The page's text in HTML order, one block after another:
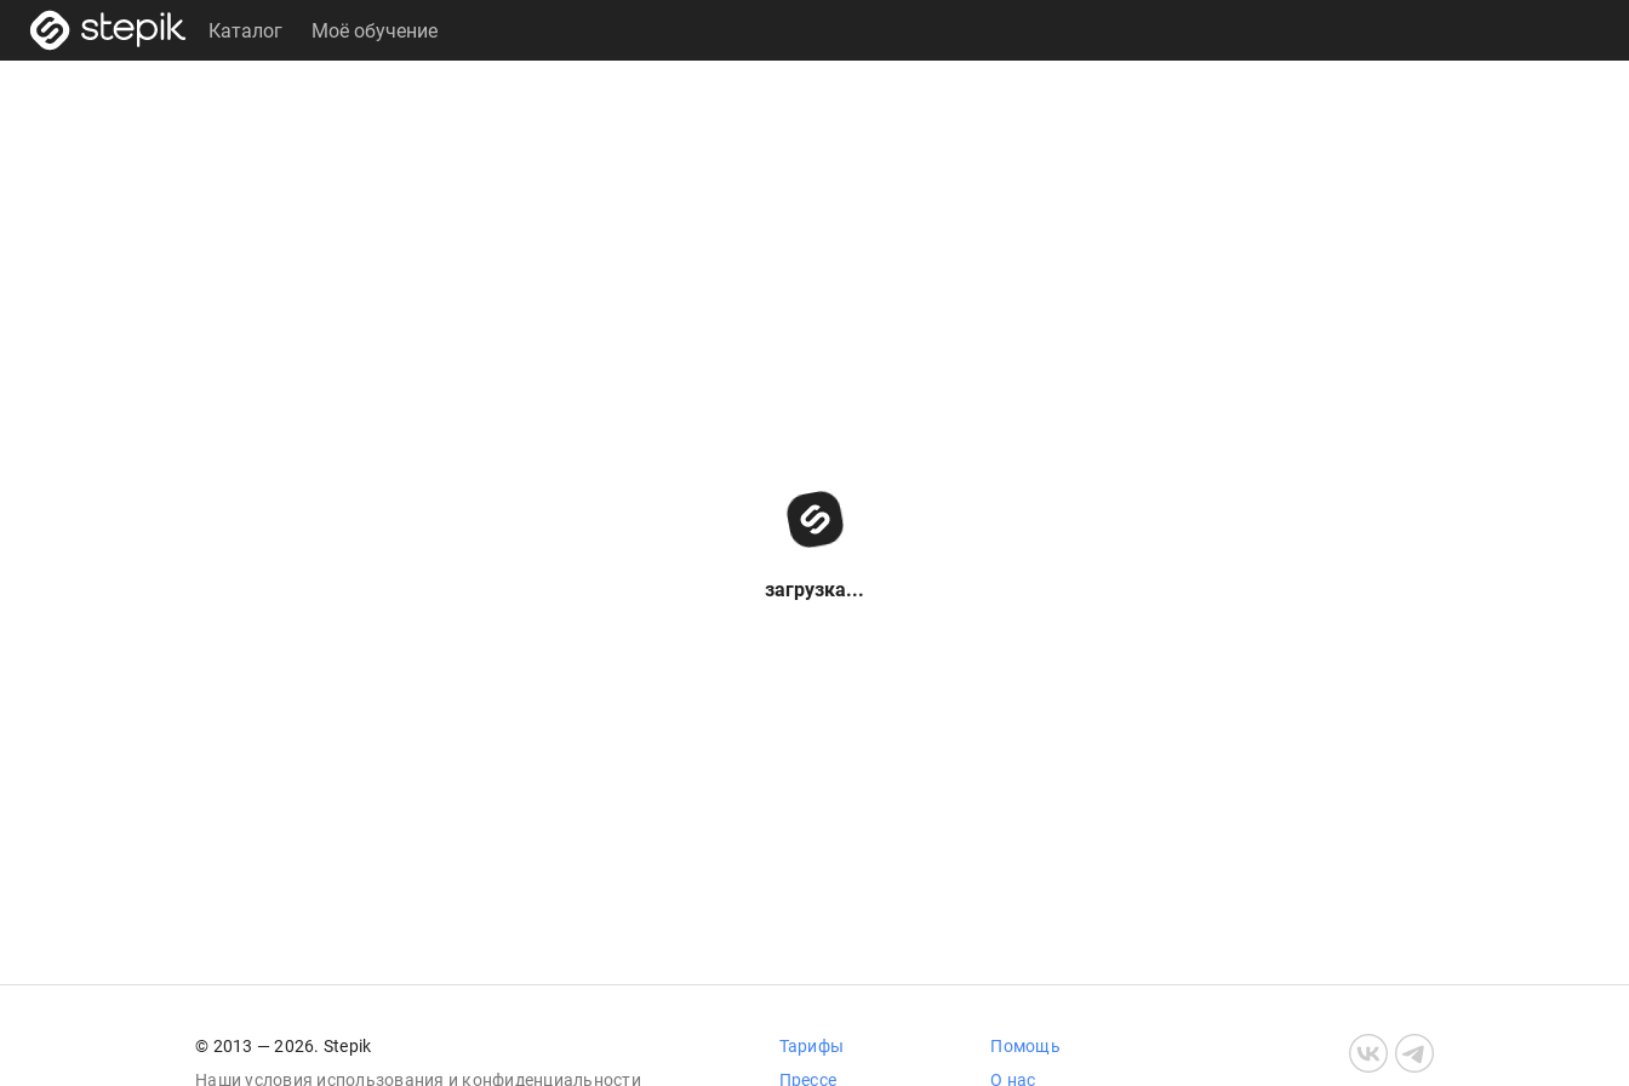
Каталог Моё обучение
загрузка...
© 2013 — 2026. Stepik
Наши условия использования и конфиденциальности
Тарифы
Прессе
Помощь
О нас